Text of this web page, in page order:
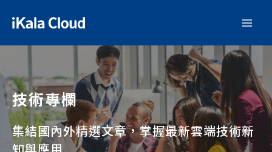
技術專欄
集結國內外精選文章，掌握最新雲端技術新